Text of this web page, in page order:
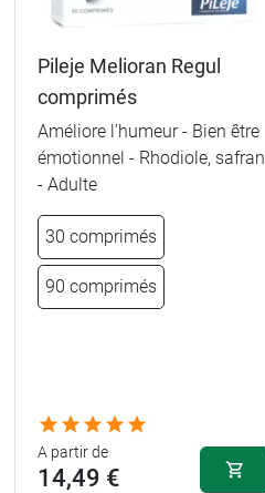
Pileje Melioran Regul
comprimés
Améliore l'humeur - Bien être
émotionnel - Rhodiole, safran
- Adulte
30 comprimés
90 comprimés
A partir de
14,49 €